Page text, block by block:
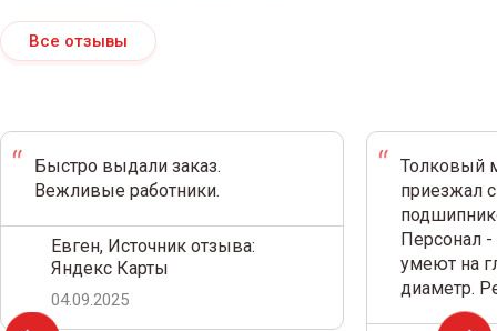
Все отзывы
Быстро выдали заказ.
Вежливые работники.
Евген, Источник отзыва:
Яндекс Карты
04.09.2025
Толковый
приезжал
Персонал
умеют на
диаметр.